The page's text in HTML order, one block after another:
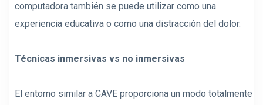
computadora también se puede utilizar como una
experiencia educativa o como una distracción del dolor.
Técnicas inmersivas vs no inmersivas
El entorno similar a CAVE proporciona un modo totalmente